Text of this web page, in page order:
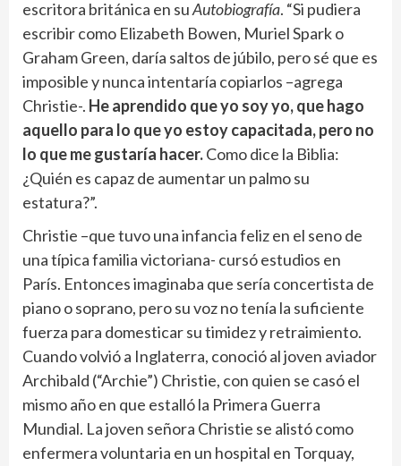
escritora británica en suAutobiografía. “Si pudiera
escribir como Elizabeth Bowen, Muriel Spark o
Graham Green, daría saltos de júbilo, pero sé que es
imposible y nunca intentaría copiarlos –agrega
Christie-. He aprendido que yo soy yo, que hago
aquello para lo que yo estoy capacitada, pero no
lo que me gustaría hacer.Como dice la Biblia:
¿Quién es capaz de aumentar un palmo su
estatura?”.
Christie –que tuvo una infancia feliz en el seno de
una típica familia victoriana- cursó estudios en
París. Entonces imaginaba que sería concertista de
piano o soprano, pero su voz no tenía la suficiente
fuerza para domesticar su timidez y retraimiento.
Cuando volvió a Inglaterra, conoció al joven aviador
Archibald (“Archie”) Christie, con quien se casó el
mismo año en que estalló la Primera Guerra
Mundial. La joven señora Christie se alistó como
enfermera voluntaria en un hospital en Torquay,